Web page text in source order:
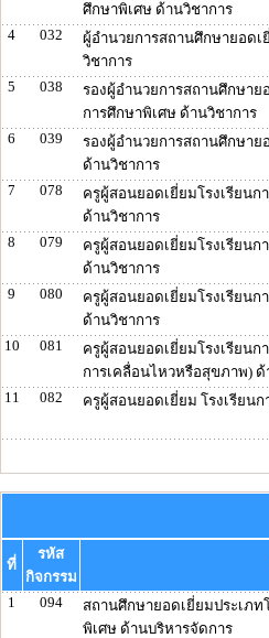
ศึกษาพิเศษ ด้านวิชาการ
4
032
ผู้อำนวยการสถานศึกษายอดเ
วิชาการ
5
038
รองผู้อำนวยการสถานศึกษาย
การศึกษาพิเศษ ด้านวิชาการ
6
039
รองผู้อำนวยการสถานศึกษาย
ด้านวิชาการ
7
078
ครูผู้สอนยอดเยี่ยมโรงเรียนก
ด้านวิชาการ
8
079
ครูผู้สอนยอดเยี่ยมโรงเรียน
ด้านวิชาการ
9
080
ครูผู้สอนยอดเยี่ยมโรงเรียนก
ด้านวิชาการ
10
081
ครูผู้สอนยอดเยี่ยมโรงเรียนก
การเคลื่อนไหวหรือสุขภาพ) ด้
11
082 ครูผู้สอนยอดเยี่ยม โรงเรียน
ที่
รหัส
กิจกรรม
1 094
สถานศึกษายอดเยี่ยมประเภท
พิเศษ ด้านบริหารจัดการ